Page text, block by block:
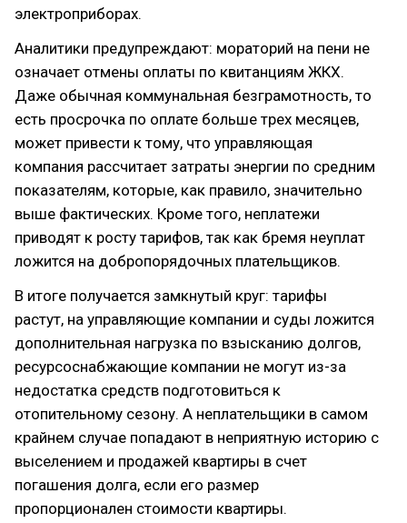
электроприборах.
Аналитики предупреждают: мораторий на пени не
означает отмены оплаты по квитанциям ЖКХ.
Даже обычная коммунальная безграмотность, то
есть просрочка по оплате больше трех месяцев,
может привести к тому, что управляющая
компания рассчитает затраты энергии по средним
показателям, которые, как правило, значительно
выше фактических. Кроме того, неплатежи
приводят к росту тарифов, так как бремя неуплат
ложится на добропорядочных плательщиков.
В итоге получается замкнутый круг: тарифы
растут, на управляющие компании и суды ложится
дополнительная нагрузка по взысканию долгов,
ресурсоснабжающие компании не могут из-за
недостатка средств подготовиться к
отопительному сезону. А неплательщики в самом
крайнем случае попадают в неприятную историю с
выселением и продажей квартиры в счет
погашения долга, если его размер
пропорционален стоимости квартиры.